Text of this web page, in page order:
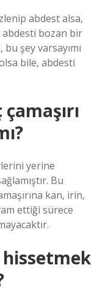
abdest alsa,
abdesti bozan bir
şey varsayımı
bile, abdesti
yerine
Bu
kan, irin,
ettiği sürece
hissetmek